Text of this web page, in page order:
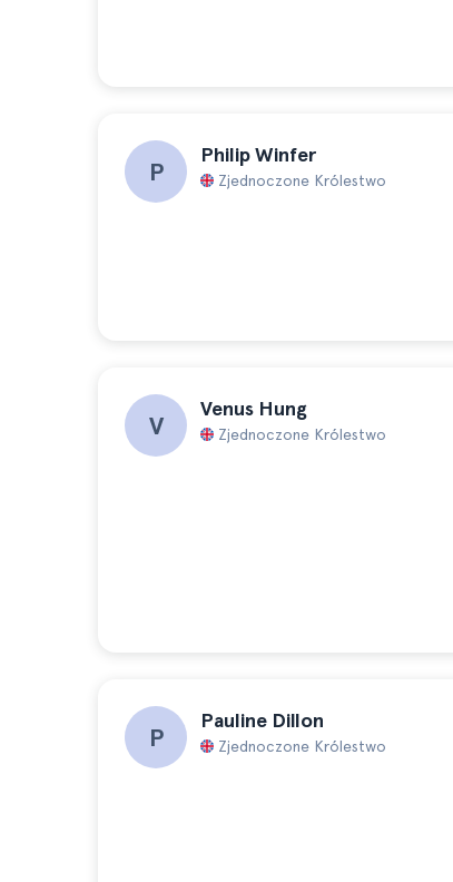
P
Philip Winfer
Zjednoczone Królestwo
V
Venus Hung
Zjednoczone Królestwo
P
Pauline Dillon
Zjednoczone Królestwo